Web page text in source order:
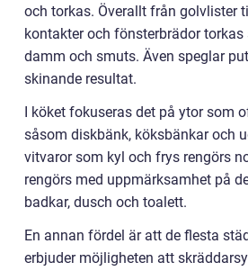
och torkas. Överallt från golvlister
kontakter och fönsterbrädor
damm och smuts. Även speglar
skinande resultat.
I köket fokuseras det på ytor som
såsom diskbänk, köksbänkar och
vitvaror som kyl och frys rengörs
rengörs med uppmärksamhet på
badkar, dusch och toalett.
En annan fördel är att de flesta
erbjuder möjligheten att